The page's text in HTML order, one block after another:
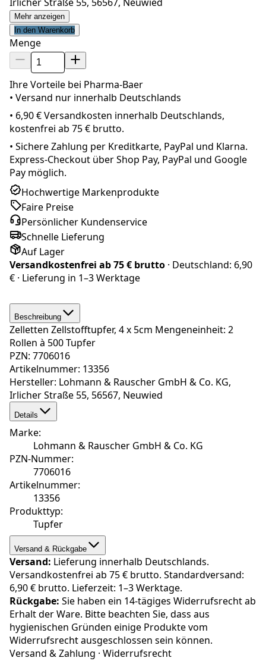
Mehr anzeigen
In den Warenkorb
Menge
Ihre Vorteile bei Pharma-Baer
• Versand nur innerhalb Deutschlands
• 6,90 € Versandkosten innerhalb Deutschlands,
kostenfrei ab 75 € brutto.
• Sichere Zahlung per Kreditkarte, PayPal und Klarna.
Express-Checkout über Shop Pay, PayPal und Google
Pay möglich.
Hochwertige Markenprodukte
Faire Preise
Persönlicher Kundenservice
Schnelle Lieferung
Auf Lager
Versandkostenfrei ab75 € brutto · Deutschland: 6,90
€ · Lieferung in 1–3 Werktage
Beschreibung
Zelletten Zellstofftupfer, 4 x 5cm Mengeneinheit: 2
Rollen à 500 Tupfer
PZN: 7706016
Artikelnummer: 13356
Hersteller: Lohmann & Rauscher GmbH & Co. KG,
Irlicher Straße 55, 56567, Neuwied
Details
Marke:
Lohmann & Rauscher GmbH & Co. KG
PZN-Nummer:
7706016
Artikelnummer:
13356
Produkttyp:
Tupfer
Versand & Rückgabe
Versand: Lieferung innerhalb Deutschlands.
Versandkostenfrei ab 75 € brutto. Standardversand:
6,90 € brutto. Lieferzeit: 1–3 Werktage.
Rückgabe: Sie haben ein 14-tägiges Widerrufsrecht ab
Erhalt der Ware. Bitte beachten Sie, dass aus
hygienischen Gründen einige Produkte vom
Widerrufsrecht ausgeschlossen sein können.
Versand & Zahlung · Widerrufsrecht